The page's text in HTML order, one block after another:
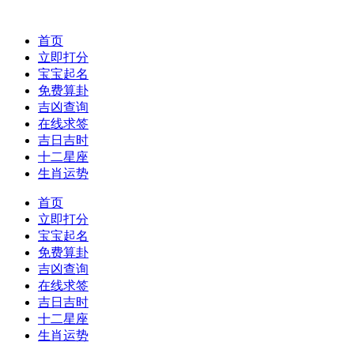
首页
立即打分
宝宝起名
免费算卦
吉凶查询
在线求签
吉日吉时
十二星座
生肖运势
首页
立即打分
宝宝起名
免费算卦
吉凶查询
在线求签
吉日吉时
十二星座
生肖运势